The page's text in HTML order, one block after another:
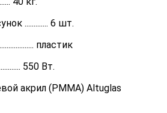
............. 6 шт.
пластик
550 Вт.
акрил (PMMA) Altuglas